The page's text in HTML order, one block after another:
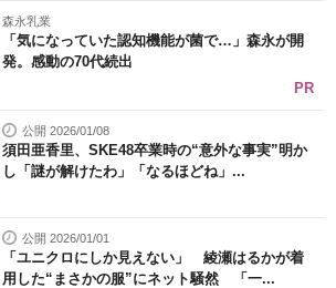
森永乳業
「気になっていた認知機能が菌で…」森永が開
発。感動の70代続出
PR
公開 2026/01/08
須田亜香里、SKE48卒業時の“意外な事実”明か
し「謎が解けたわ」「なるほどね」...
公開 2026/01/01
「ユニクロにしか見えない」 綾瀬はるかが着
用した“まさかの服”にネット騒然 「一...